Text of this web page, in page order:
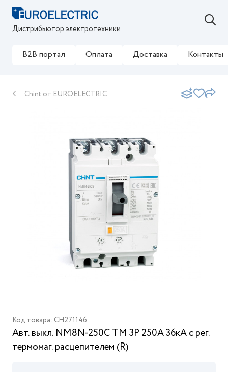
Дистрибьютор электротехники
B2B портал Оплата Доставка Контакты
Chint от EUROELECTRIC
Код товара: CH271146
Авт. выкл. NM8N-250C TM 3P 250А 36кА с рег.
термомаг. расцепителем (R)